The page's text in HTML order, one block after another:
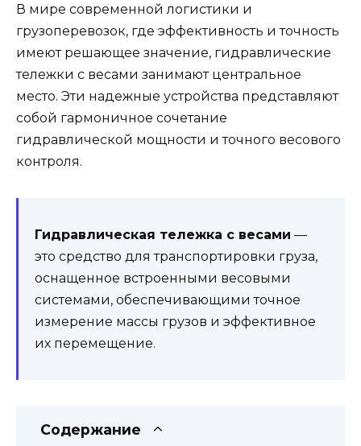
В мире современной логистики и
грузоперевозок, где эффективность и точность
имеют решающее значение, гидравлические
тележки с весами занимают центральное
место. Эти надежные устройства представляют
собой гармоничное сочетание
гидравлической мощности и точного весового
контроля.
Гидравлическая тележка с весами —
это средство для транспортировки груза,
оснащенное встроенными весовыми
системами, обеспечивающими точное
измерение массы грузов и эффективное
их перемещение.
Содержание